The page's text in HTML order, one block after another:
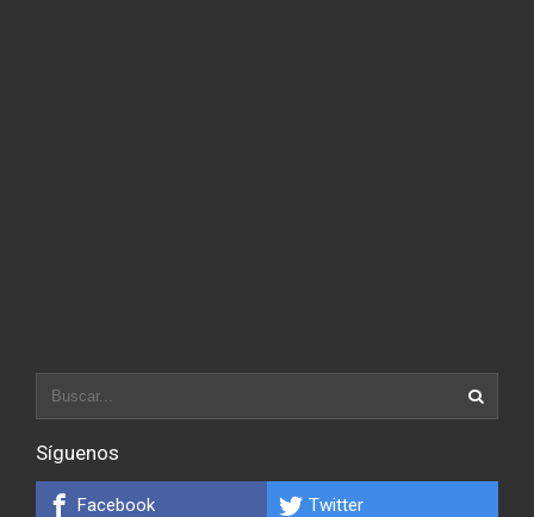
Síguenos
Facebook Twitter